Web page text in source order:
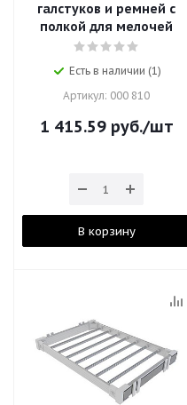
галстуков и ремней с
полкой для мелочей
Есть в наличии (1)
Артикул: 000 810
1 415.59руб./шт
В корзину